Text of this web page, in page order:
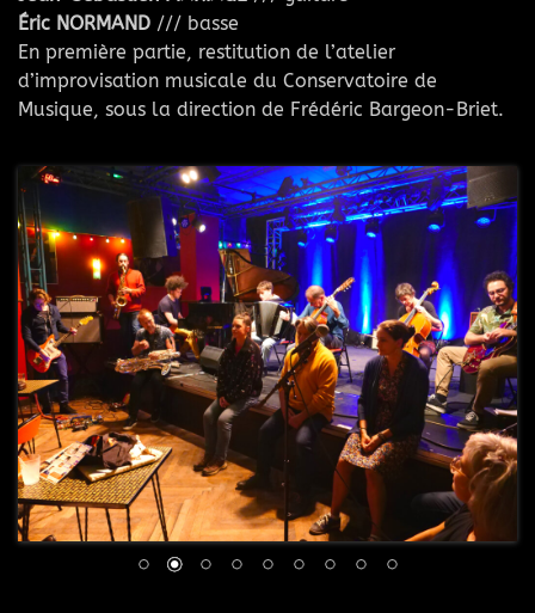
Éric NORMAND /// basse
En première partie, restitution de l’atelier
d’improvisation musicale du Conservatoire de
Musique, sous la direction de Frédéric Bargeon-Briet.